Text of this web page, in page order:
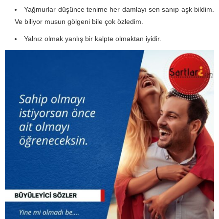
Yağmurlar düşünce tenime her damlayı sen sanıp aşk bildim.
Ve biliyor musun gölgeni bile çok özledim.
Yalnız olmak yanlış bir kalpte olmaktan iyidir.